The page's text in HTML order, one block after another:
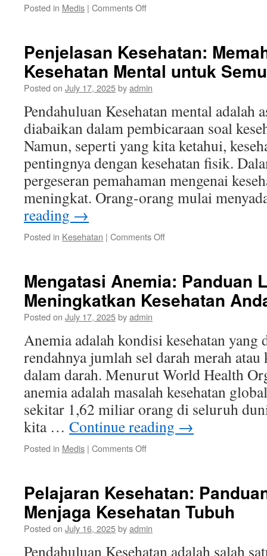
Posted in Medis | Comments Offon
Gejala
Penjelasan Kesehatan:
Kesehatan Mental untuk
Posted on July 17, 2025byadmin
Pendahuluan Kesehatan mental adalah
diabaikan dalam pembicaraan soal
Namun, seperti yang kita ketahui,
pentingnya dengan kesehatan fisik.
pergeseran pemahaman mengenai
meningkat. Orang-orang mulai
reading →
Posted in Kesehatan | Comments Offon
Pentingnya
Kesehatan
Mental
Mengatasi Anemia: Panduan
Meningkatkan Kesehatan
Posted on July 17, 2025byadmin
Anemia adalah kondisi kesehatan yang
rendahnya jumlah sel darah merah
dalam darah. Menurut World Health
anemia adalah masalah kesehatan
sekitar 1,62 miliar orang di seluruh
kita … Continue reading →
Posted in Medis | Comments Offon
Lengkap
untuk
Meningkatkan
Kesehatan
Pelajaran Kesehatan:
Menjaga Kesehatan Tubuh
Posted on July 16, 2025byadmin
Pendahuluan Kesehatan adalah salah